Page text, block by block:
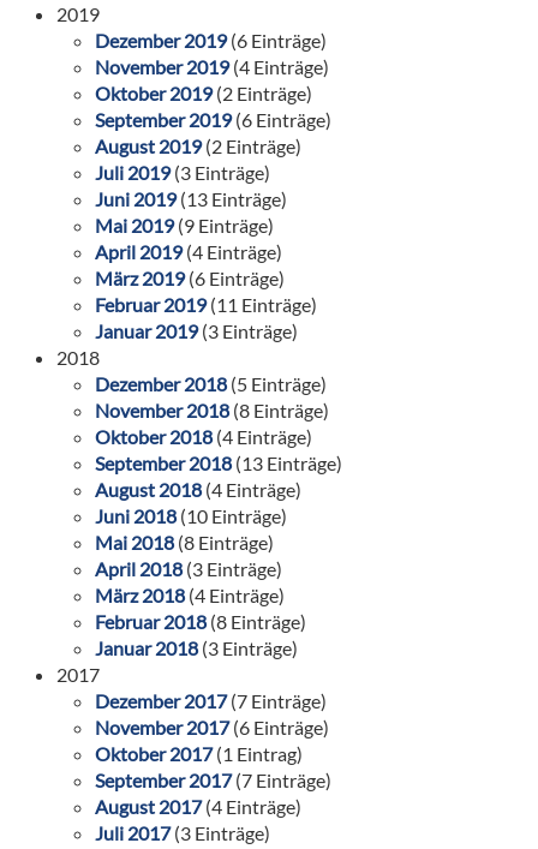
2019
Dezember 2019(6 Einträge)
November 2019(4 Einträge)
Oktober 2019(2 Einträge)
September 2019(6 Einträge)
August 2019(2 Einträge)
Juli 2019(3 Einträge)
Juni 2019(13 Einträge)
Mai 2019(9 Einträge)
April 2019(4 Einträge)
März 2019(6 Einträge)
Februar 2019(11 Einträge)
Januar 2019(3 Einträge)
2018
Dezember 2018(5 Einträge)
November 2018(8 Einträge)
Oktober 2018(4 Einträge)
September 2018(13 Einträge)
August 2018(4 Einträge)
Juni 2018(10 Einträge)
Mai 2018(8 Einträge)
April 2018(3 Einträge)
März 2018(4 Einträge)
Februar 2018(8 Einträge)
Januar 2018(3 Einträge)
2017
Dezember 2017(7 Einträge)
November 2017(6 Einträge)
Oktober 2017(1 Eintrag)
September 2017(7 Einträge)
August 2017(4 Einträge)
Juli 2017(3 Einträge)